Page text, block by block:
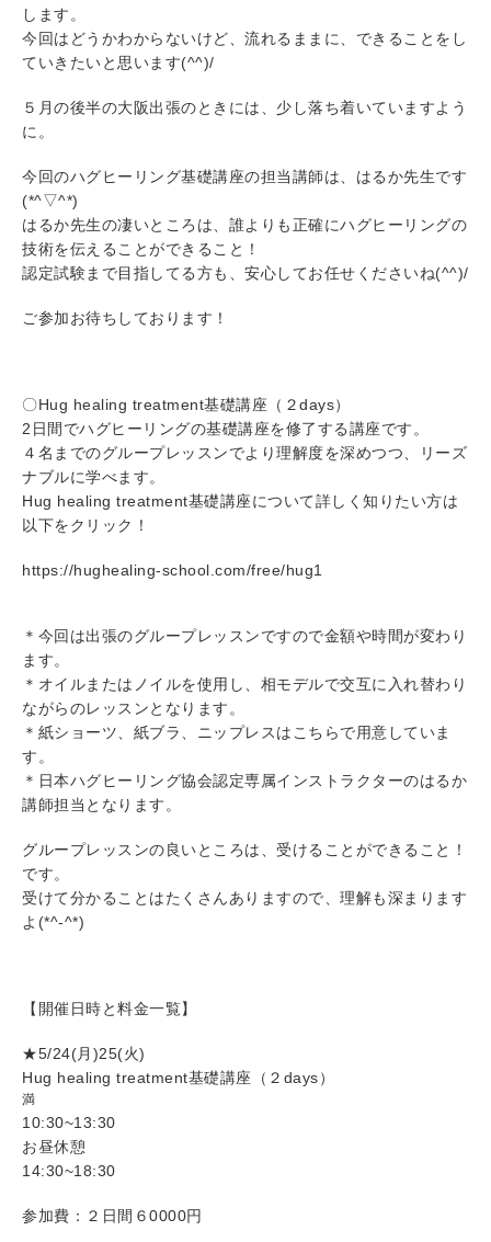
します。
今回はどうかわからないけど、流れるままに、できることをし
ていきたいと思います(^^)/
５月の後半の大阪出張のときには、少し落ち着いていますよう
に。
今回のハグヒーリング基礎講座の担当講師は、はるか先生です
(*^▽^*)
はるか先生の凄いところは、誰よりも正確にハグヒーリングの
技術を伝えることができること！
認定試験まで目指してる方も、安心してお任せくださいね(^^)/
ご参加お待ちしております！
〇Hug healing treatment基礎講座（２days）
2日間でハグヒーリングの基礎講座を修了する講座です。
４名までのグループレッスンでより理解度を深めつつ、リーズ
ナブルに学べます。
Hug healing treatment基礎講座について詳しく知りたい方は
以下をクリック！
https://hughealing-school.com/free/hug1
＊今回は出張のグループレッスンですので金額や時間が変わり
ます。
＊オイルまたはノイルを使用し、相モデルで交互に入れ替わり
ながらのレッスンとなります。
＊紙ショーツ、紙ブラ、ニップレスはこちらで用意していま
す。
＊日本ハグヒーリング協会認定専属インストラクターのはるか
講師担当となります。
グループレッスンの良いところは、受けることができること！
です。
受けて分かることはたくさんありますので、理解も深まります
よ(*^-^*)
【開催日時と料金一覧】
★5/24(月)25(火)
Hug healing treatment基礎講座（２days）
満
10:30~13:30
お昼休憩
14:30~18:30
参加費：２日間６0000円